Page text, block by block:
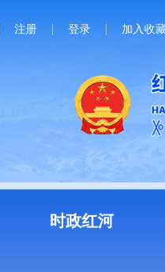
注册 登录 加入收
时政红河